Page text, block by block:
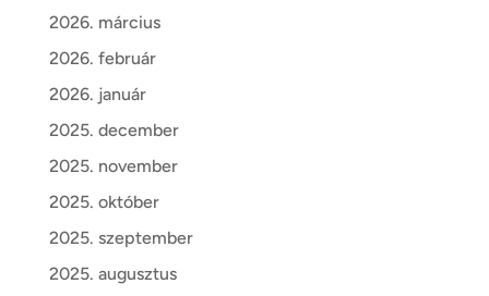
2026. március
2026. február
2026. január
2025. december
2025. november
2025. október
2025. szeptember
2025. augusztus